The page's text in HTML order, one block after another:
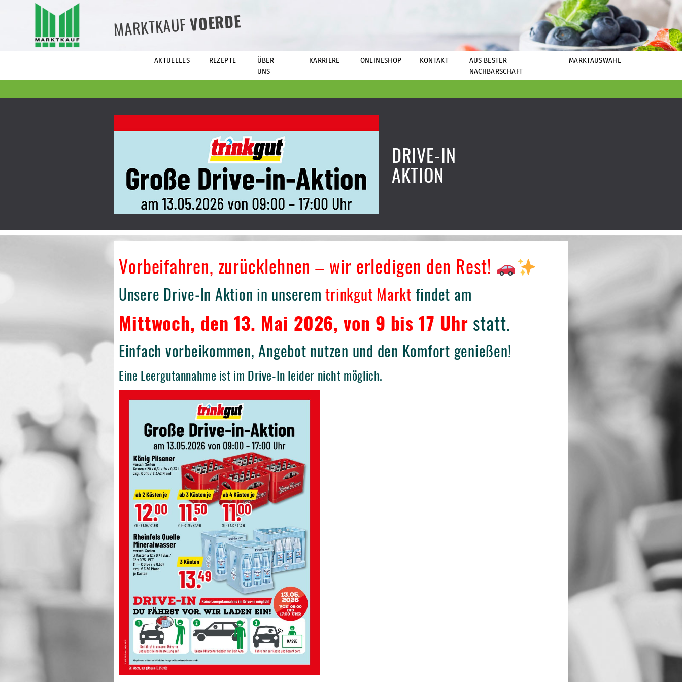
MARKTKAUFVOERDE
AKTUELLES REZEPTE
ÜBER
UNS
KARRIERE ONLINESHOP KONTAKT
AUS BESTER
NACHBARSCHAFT
MARKTAUSWAHL
DRIVE-IN
AKTION
Vorbeifahren, zurücklehnen – wir erledigen den Rest!
Unsere Drive-In Aktion in unseremtrinkgut Markt findet am
Mittwoch, den 13. Mai 2026, von 9 bis 17 Uhr statt.
Einfach vorbeikommen, Angebot nutzen und den Komfort genießen!
Eine Leergutannahme ist im Drive-In leider nicht möglich.